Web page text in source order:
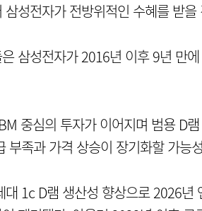
삼성전자가 전방위적인 수혜를 받
삼성전자가 2016년 이후 9년 만
중심의 투자가 이어지며 범용 D
부족과 가격 상승이 장기화할 가능
대 1c D램 생산성 향상으로 2026